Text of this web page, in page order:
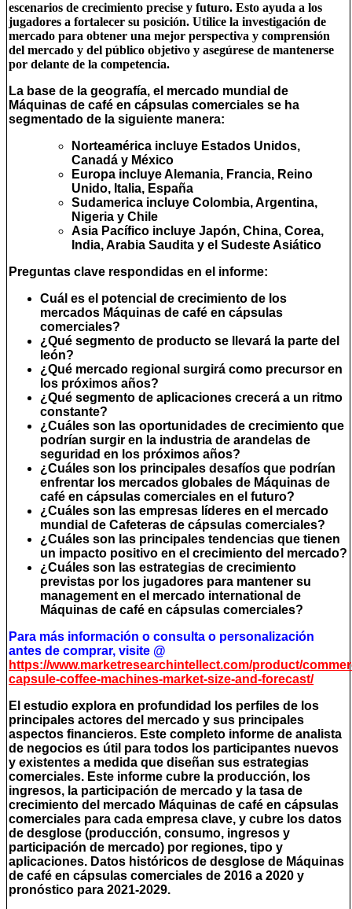
escenarios de crecimiento precise y futuro. Esto ayuda a los
jugadores a fortalecer su posición. Utilice la investigación de
mercado para obtener una mejor perspectiva y comprensión
del mercado y del público objetivo y asegúrese de mantenerse
por delante de la competencia.
La base de la geografía, el mercado mundial de
Máquinas de café en cápsulas comerciales se ha
segmentado de la siguiente manera:
Norteamérica incluye Estados Unidos,
Canadá y México
Europa incluye Alemania, Francia, Reino
Unido, Italia, España
Sudamerica incluye Colombia, Argentina,
Nigeria y Chile
Asia Pacífico incluye Japón, China, Corea,
India, Arabia Saudita y el Sudeste Asiático
Preguntas clave respondidas en el informe:
Cuál es el potencial de crecimiento de los
mercados Máquinas de café en cápsulas
comerciales?
¿Qué segmento de producto se llevará la parte del
león?
¿Qué mercado regional surgirá como precursor en
los próximos años?
¿Qué segmento de aplicaciones crecerá a un ritmo
constante?
¿Cuáles son las oportunidades de crecimiento que
podrían surgir en la industria de arandelas de
seguridad en los próximos años?
¿Cuáles son los principales desafíos que podrían
enfrentar los mercados globales de Máquinas de
café en cápsulas comerciales en el futuro?
¿Cuáles son las empresas líderes en el mercado
mundial de Cafeteras de cápsulas comerciales?
¿Cuáles son las principales tendencias que tienen
un impacto positivo en el crecimiento del mercado?
¿Cuáles son las estrategias de crecimiento
previstas por los jugadores para mantener su
management en el mercado international de
Máquinas de café en cápsulas comerciales?
Para más información o consulta o personalización
antes de comprar, visite @
https://www.marketresearchintellect.com/product/
capsule-coffee-machines-market-size-and-forecast/
El estudio explora en profundidad los perfiles de los
principales actores del mercado y sus principales
aspectos financieros. Este completo informe de analista
de negocios es útil para todos los participantes nuevos
y existentes a medida que diseñan sus estrategias
comerciales. Este informe cubre la producción, los
ingresos, la participación de mercado y la tasa de
crecimiento del mercado Máquinas de café en cápsulas
comerciales para cada empresa clave, y cubre los datos
de desglose (producción, consumo, ingresos y
participación de mercado) por regiones, tipo y
aplicaciones. Datos históricos de desglose de Máquinas
de café en cápsulas comerciales de 2016 a 2020 y
pronóstico para 2021-2029.